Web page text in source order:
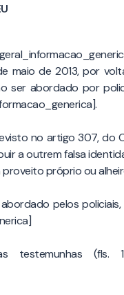
maio de 2013, por
ser abordado por
no artigo 307, do
a outrem falsa
próprio ou
pelos
(fls.